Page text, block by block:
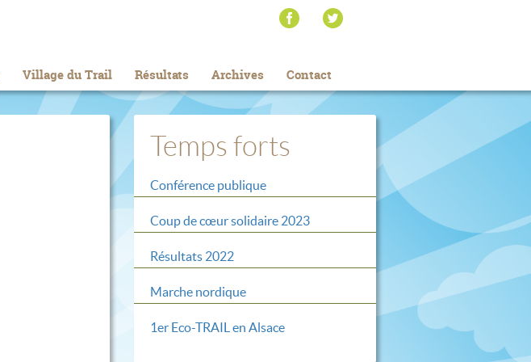
Village du Trail Résultats Archives Contact
Temps forts
Conférence publique
Coup de cœur solidaire 2023
Résultats 2022
Marche nordique
1er Eco-TRAIL en Alsace